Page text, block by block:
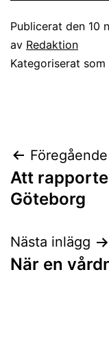
Publicerat den 10
av Redaktion
Kategoriserat som
Att
Göteborg
Nästa inlägg
När en